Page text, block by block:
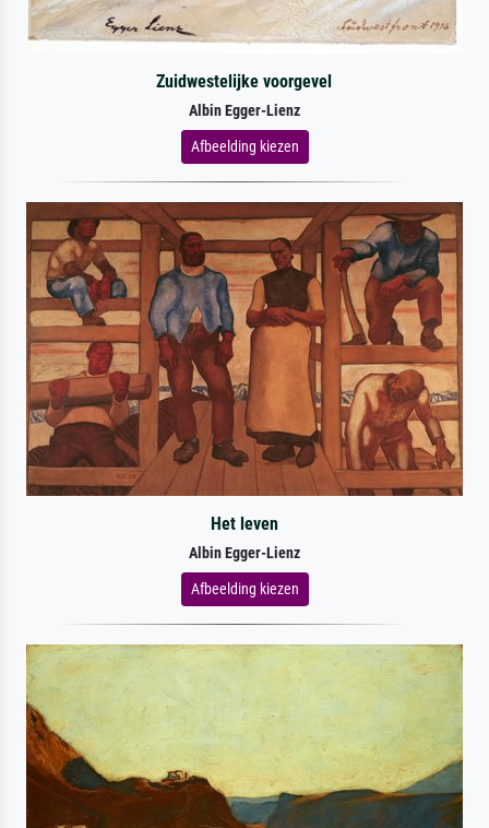
Zuidwestelijke voorgevel
Albin Egger-Lienz
Afbeelding kiezen
Het leven
Albin Egger-Lienz
Afbeelding kiezen